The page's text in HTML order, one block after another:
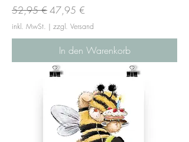
Standardpreis
52,95 €Sale-Preis
47,95 €
inkl. MwSt. | zzgl. Versand
In den Warenkorb